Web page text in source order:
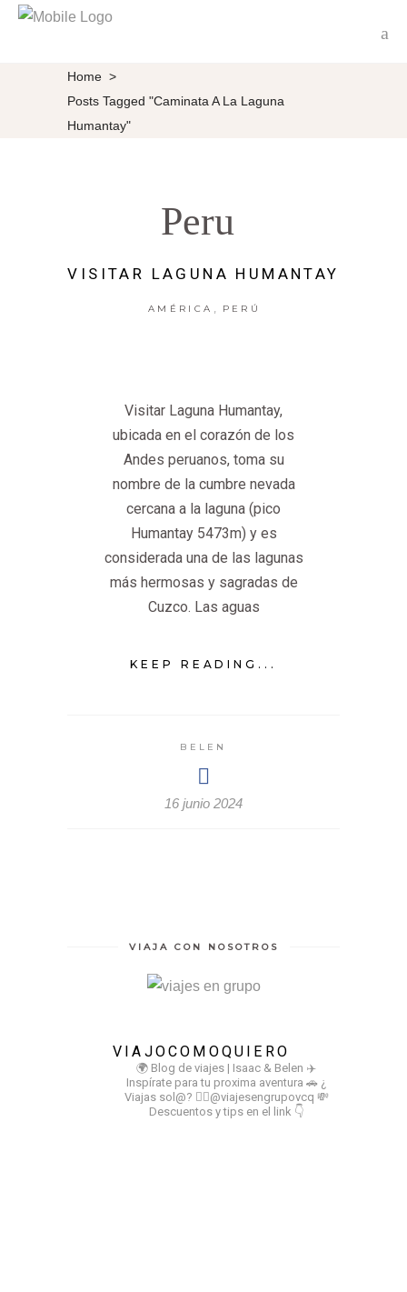
Home >
Posts Tagged "Caminata A La Laguna
Humantay"
Peru
VISITAR LAGUNA HUMANTAY
AMÉRICA PERÚ
Visitar Laguna Humantay,
ubicada en el corazón de los
Andes peruanos, toma su
nombre de la cumbre nevada
cercana a la laguna (pico
Humantay 5473m) y es
considerada una de las lagunas
más hermosas y sagradas de
Cuzco. Las aguas
KEEP READING...
BELEN
16 junio 2024
VIAJA CON NOSOTROS
VIAJOCOMOQUIERO
🌍 Blog de viajes | Isaac & Belen ✈️
Inspírate para tu proxima aventura 🚗 ¿
Viajas sol@? 👉🏻@viajesengrupovcq 💸
Descuentos y tips en el link 👇